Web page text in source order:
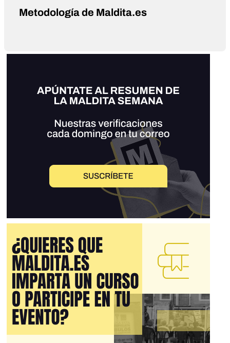
Metodología de Maldita.es